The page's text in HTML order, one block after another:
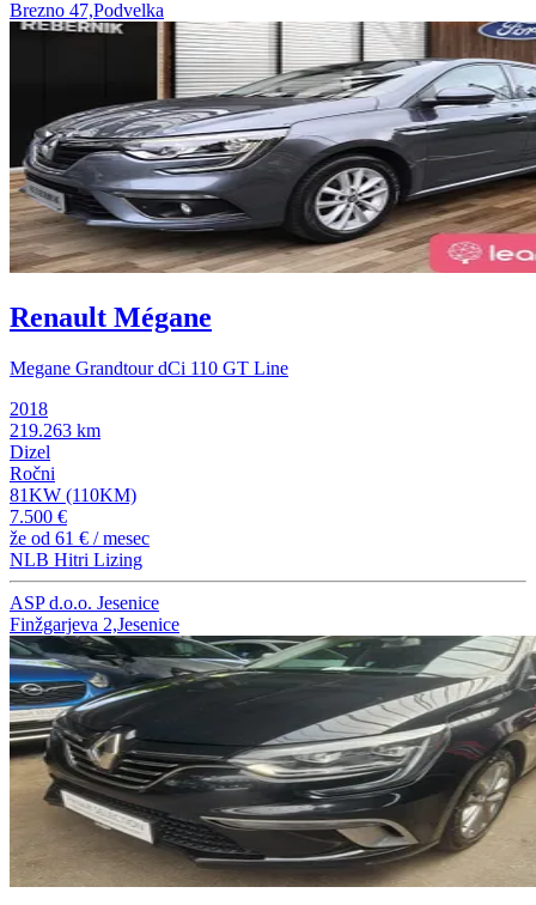
Brezno 47,Podvelka
Renault Mégane
Megane Grandtour dCi 110 GT Line
2018
219.263 km
Dizel
Ročni
81KW (110KM)
7.500 €
že od 61 € / mesec
NLB Hitri Lizing
ASP d.o.o. Jesenice
Finžgarjeva 2,Jesenice